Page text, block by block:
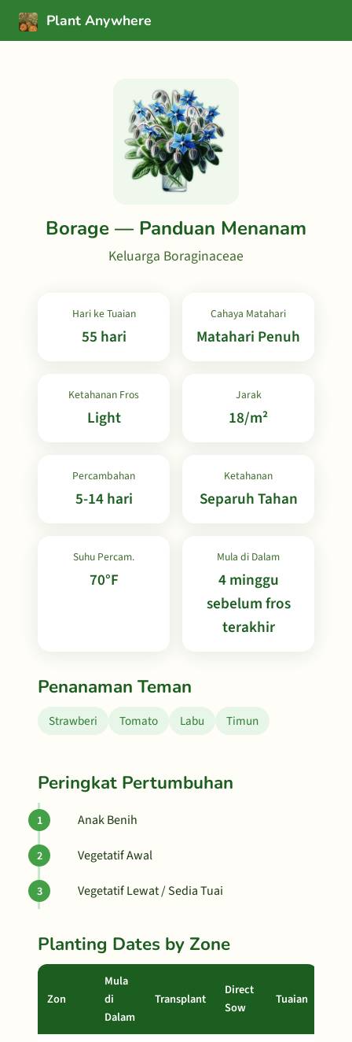
Plant Anywhere
Borage — Panduan Menanam
Keluarga Boraginaceae
Hari ke Tuaian
55 hari
Cahaya Matahari
Matahari Penuh
Ketahanan Fros
Light
Jarak
18/m²
Percambahan
5-14 hari
Ketahanan
Separuh Tahan
Suhu Percam.
70°F
Mula di Dalam
4 minggu
sebelum fros
terakhir
Penanaman Teman
Strawberi Tomato Labu Timun
Peringkat Pertumbuhan
Anak Benih
Vegetatif Awal
Vegetatif Lewat / Sedia Tuai
Planting Dates by Zone
Zon
Mula
di
Dalam
Transplant
Direct
Sow
Tuaian